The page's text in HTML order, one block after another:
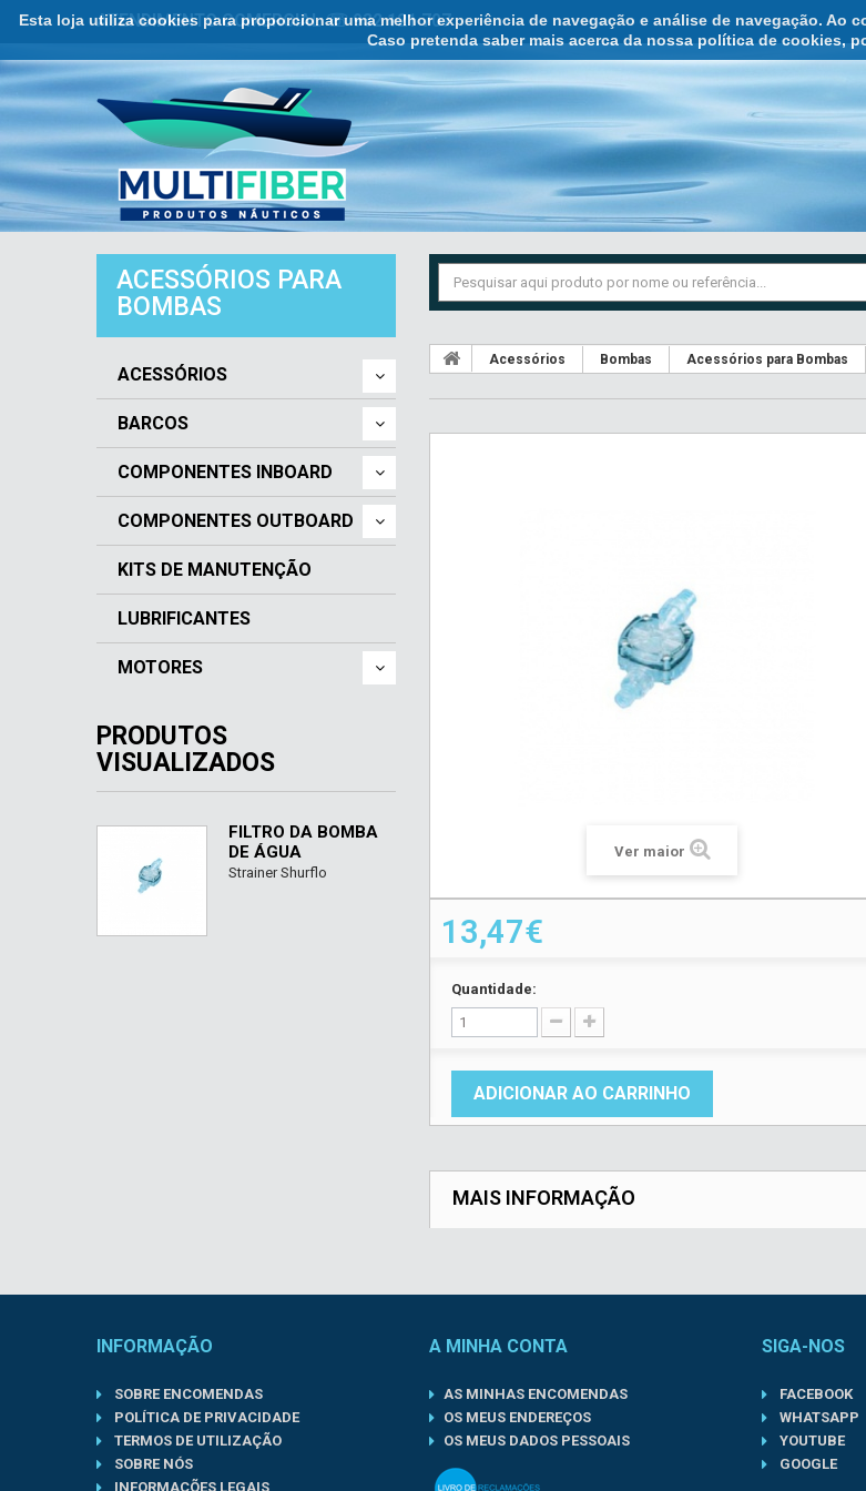
Esta loja utiliza cookies para proporcionar uma melhor experiência de navegação e análise de navegação. Ao
Caso pretenda saber mais acerca da nossa política de cookies,
ATENDIMENTO COMERCIAL ☏ 932 121 707
ACESSÓRIOS PARA
BOMBAS
ACESSÓRIOS
BARCOS
COMPONENTES INBOARD
COMPONENTES OUTBOARD
KITS DE MANUTENÇÃO
LUBRIFICANTES
MOTORES
PRODUTOS
VISUALIZADOS
FILTRO DA BOMBA
DE ÁGUA
Strainer Shurflo
Acessórios Bombas Acessórios para Bombas
Ver maior
13,47€
Quantidade:
ADICIONAR AO CARRINHO
MAIS INFORMAÇÃO
INFORMAÇÃO
SOBRE ENCOMENDAS
POLÍTICA DE PRIVACIDADE
TERMOS DE UTILIZAÇÃO
SOBRE NÓS
INFORMAÇÕES LEGAIS
A MINHA CONTA
AS MINHAS ENCOMENDAS
OS MEUS ENDEREÇOS
OS MEUS DADOS PESSOAIS
SIGA-NOS
FACEBOOK
WHATSAPP
YOUTUBE
GOOGLE